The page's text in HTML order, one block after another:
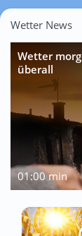
Wetter News
Wetter
überall
01:00 min